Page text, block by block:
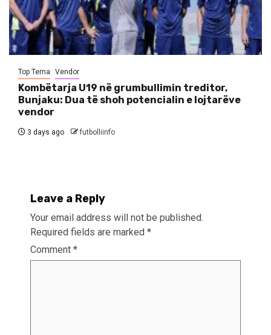
Top Tema Vendor
Kombëtarja U19 në grumbullimin treditor,
Bunjaku: Dua të shoh potencialin e lojtarëve
vendor
3 days ago futbolliinfo
Leave a Reply
Your email address will not be published.
Required fields are marked *
Comment *